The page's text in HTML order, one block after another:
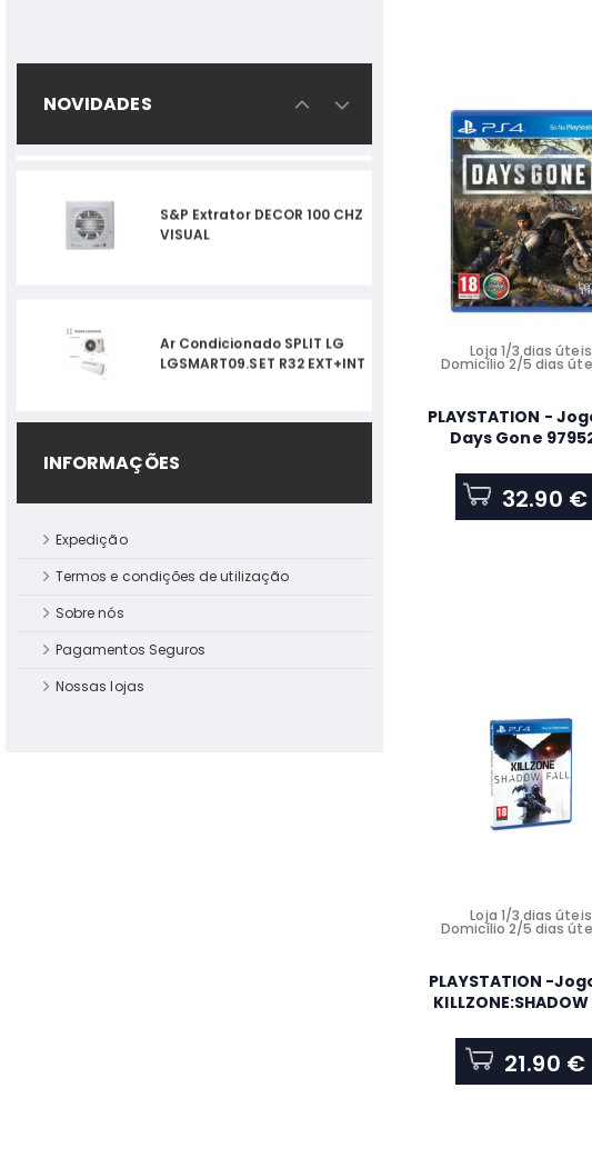
NOVIDADES
Ar Condicionado SPLIT LG
LGSMART09.SET R32 EXT+INT
TEKA - Exaustor CNL 6415
PLUS INOX
Termoacumulador Teka
79.1x45x45 Classe B
INFORMAÇÕES
Expedição
Termos e condições de utilização
Sobre nós
Pagamentos Seguros
Nossas lojas
Loja 1/3 dias úteis
Domicílio 2/5 dias
PLAYSTATION -
Days Gone
32.90 €
Loja 1/3 dias úteis
Domicílio 2/5 dias
PLAYSTATION -
KILLZONE:SHADOW
21.90 €